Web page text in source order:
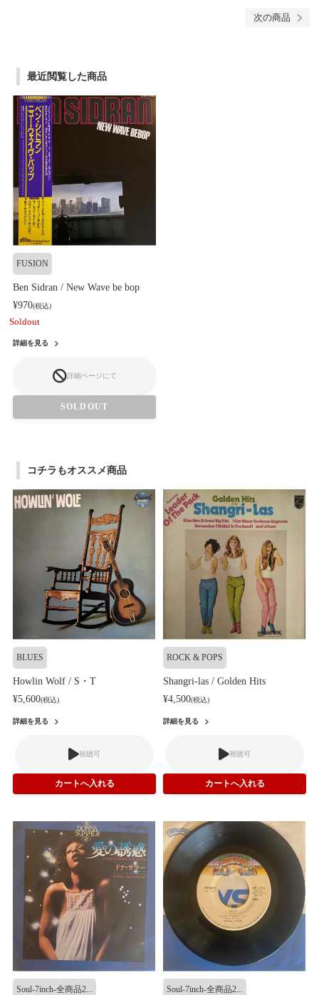
次の商品
最近閲覧した商品
FUSION
Ben Sidran / New Wave be bop
¥970(税込)
Soldout
詳細を見る
詳細ページにて
SOLDOUT
コチラもオススメ商品
BLUES
Howlin Wolf / S・T
¥5,600(税込)
詳細を見る
視聴可
ROCK & POPS
Shangri-las / Golden Hits
¥4,500(税込)
詳細を見る
視聴可
Soul-7inch-全商品2... Soul-7inch-全商品2...